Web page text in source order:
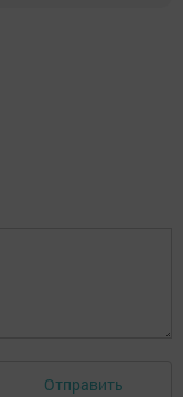
Отправить